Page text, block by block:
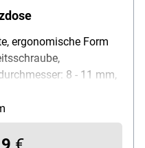
ergonomische Form
8 - 11 mm,